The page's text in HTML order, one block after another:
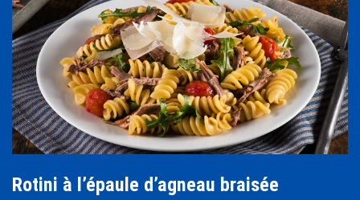
Rotini à l’épaule d’agneau braisée